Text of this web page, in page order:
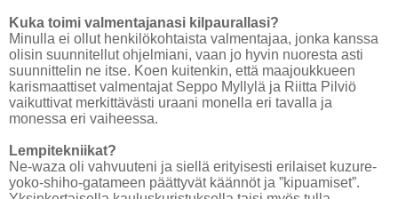
Kuka toimi valmentajanasi kilpaurallasi?
Minulla ei ollut henkilökohtaista valmentajaa, jonka kanssa
olisin suunnitellut ohjelmiani, vaan jo hyvin nuoresta asti
suunnittelin ne itse. Koen kuitenkin, että maajoukkueen
karismaattiset valmentajat Seppo Myllylä ja Riitta Pilviö
vaikuttivat merkittävästi uraani monella eri tavalla ja
monessa eri vaiheessa.
Lempitekniikat?
Ne-waza oli vahvuuteni ja siellä erityisesti erilaiset kuzure-
yoko-shiho-gatameen päättyvät käännöt ja ”kipuamiset”.